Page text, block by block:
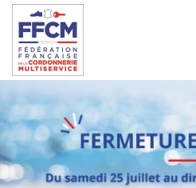
Passer au contenu principal